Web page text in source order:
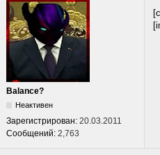
Balance?
Неактивен
Зарегистрирован: 20.03.2011
Сообщений: 2,763